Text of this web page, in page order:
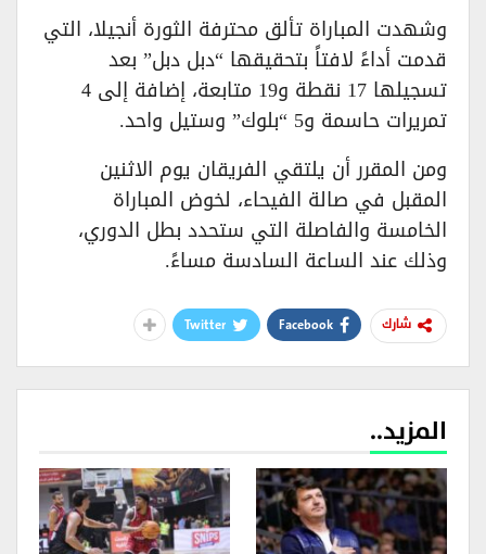
وشهدت المباراة تألق محترفة الثورة أنجيلا، التي
قدمت أداءً لافتاً بتحقيقها “دبل دبل” بعد
تسجيلها 17 نقطة و19 متابعة، إضافة إلى 4
تمريرات حاسمة و5 “بلوك” وستيل واحد.
ومن المقرر أن يلتقي الفريقان يوم الاثنين
المقبل في صالة الفيحاء، لخوض المباراة
الخامسة والفاصلة التي ستحدد بطل الدوري،
وذلك عند الساعة السادسة مساءً.
شارك Facebook
Twitter
المزيد..